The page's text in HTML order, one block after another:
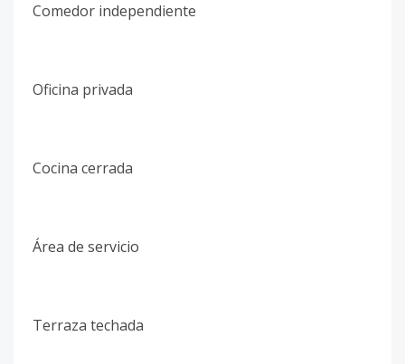
Comedor independiente
Oficina privada
Cocina cerrada
Área de servicio
Terraza techada